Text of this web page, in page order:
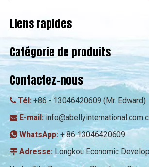
Liens rapides
Catégorie de produits
Contactez-nous
 Tél: +86 - 13046420609 (Mr. Edward)
 E-mail:
 WhatsApp: + 86 13046420609
 Adresse: Longkou Economic